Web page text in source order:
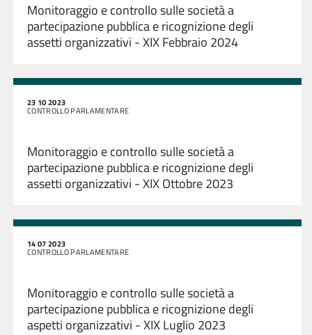
Monitoraggio e controllo sulle società a
partecipazione pubblica e ricognizione degli
assetti organizzativi - XIX Febbraio 2024
23 10 2023
CONTROLLO PARLAMENTARE
Monitoraggio e controllo sulle società a
partecipazione pubblica e ricognizione degli
assetti organizzativi - XIX Ottobre 2023
14 07 2023
CONTROLLO PARLAMENTARE
Monitoraggio e controllo sulle società a
partecipazione pubblica e ricognizione degli
aspetti organizzativi - XIX Luglio 2023